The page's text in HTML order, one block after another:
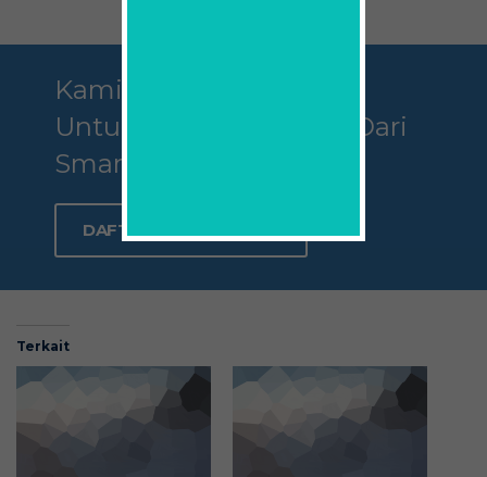
Kami Mengajak Anda
Untuk Menjadi Bagian Dari
Smamda
DAFTAR SEKARANG
Terkait